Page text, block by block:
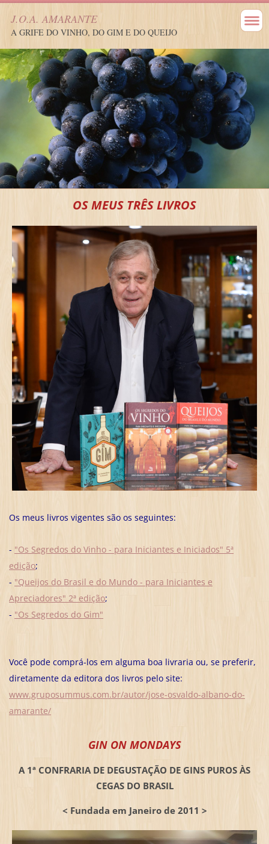
J.O.A. AMARANTE
A GRIFE DO VINHO, DO GIM E DO QUEIJO
OS MEUS TRÊS LIVROS
Os meus livros vigentes são os seguintes:
- "Os Segredos do Vinho - para Iniciantes e Iniciados" 5ª
edição;
- "Queijos do Brasil e do Mundo - para Iniciantes e
Apreciadores" 2ª edição;
- "Os Segredos do Gim"
Você pode comprá-los em alguma boa livraria ou, se preferir,
diretamente da editora dos livros pelo site:
www.gruposummus.com.br/autor/jose-osvaldo-albano-do-
amarante/
GIN ON MONDAYS
A 1ª CONFRARIA DE DEGUSTAÇÃO DE GINS PUROS ÀS
CEGAS DO BRASIL
< Fundada em Janeiro de 2011 >